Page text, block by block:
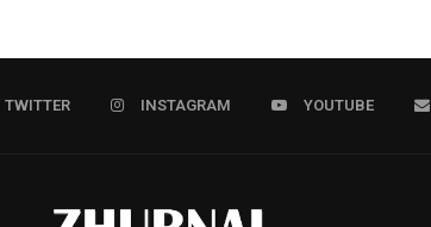
TWITTER INSTAGRAM YOUTUBE